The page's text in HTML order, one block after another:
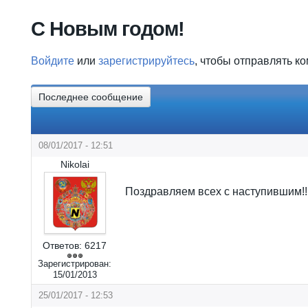
C Новым годом!
Войдите или зарегистрируйтесь, чтобы отправлять
Последнее сообщение
08/01/2017 - 12:51
Nikolai
Ответов: 6217
Зарегистрирован:
15/01/2013
Поздравляем всех с
25/01/2017 - 12:53